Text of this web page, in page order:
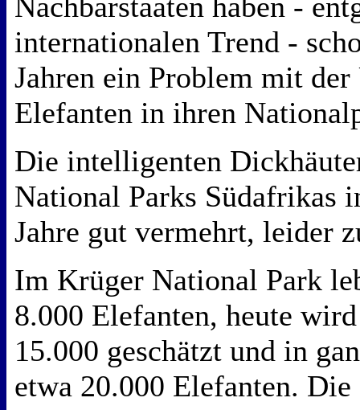
Nachbarstaaten haben -
internationalen Trend -
Jahren ein Problem mit
Elefanten in ihren
Die intelligenten
National Parks Südafrikas
Jahre gut vermehrt, leider
Im Krüger National Park
8.000 Elefanten, heute
15.000 geschätzt und in
etwa 20.000 Elefanten.